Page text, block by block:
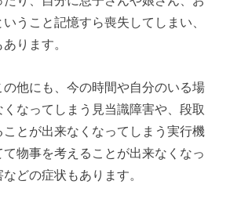
うこと記憶すら喪失してしまい、
ります。
の他にも、今の時間や自分のいる場
なってしまう見当識障害や、段取
ことが出来なくなってしまう実行機
物事を考えることが出来なくなっ
どの症状もあります。